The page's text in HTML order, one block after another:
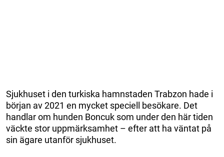
Sjukhuset i den turkiska hamnstaden Trabzon hade i
början av 2021 en mycket speciell besökare. Det
handlar om hunden Boncuk som under den här tiden
väckte stor uppmärksamhet – efter att ha väntat på
sin ägare utanför sjukhuset.